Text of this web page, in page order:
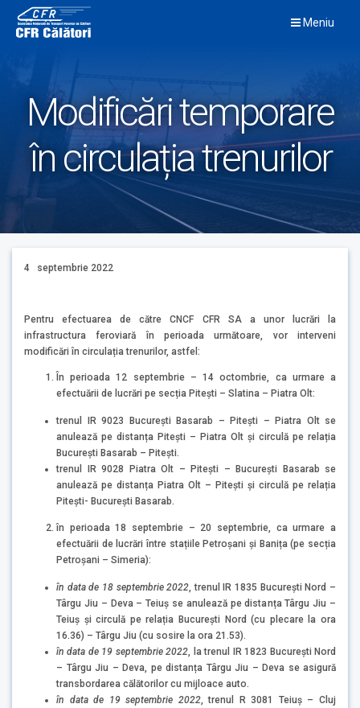
content
Meniu
Modificări temporare
în circulația trenurilor
4 septembrie 2022
Pentru efectuarea de către CNCF CFR SA a unor lucrări la
infrastructura feroviară în perioada următoare, vor interveni
modificări în circulația trenurilor, astfel:
În perioada 12 septembrie – 14 octombrie, ca urmare a
efectuării de lucrări pe secția Pitești – Slatina – Piatra Olt:
trenul IR 9023 București Basarab – Pitești – Piatra Olt se
anulează pe distanța Pitești – Piatra Olt și circulă pe relația
București Basarab – Pitești.
trenul IR 9028 Piatra Olt – Pitești – București Basarab se
anulează pe distanța Piatra Olt – Pitești și circulă pe relația
Pitești- București Basarab.
în perioada 18 septembrie – 20 septembrie, ca urmare a
efectuării de lucrări între stațiile Petroșani și Banița (pe secția
Petroșani – Simeria):
în data de 18 septembrie 2022, trenul IR 1835 București Nord –
Târgu Jiu – Deva – Teiuș se anulează pe distanța Târgu Jiu –
Teiuș și circulă pe relația București Nord (cu plecare la ora
16.36) – Târgu Jiu (cu sosire la ora 21.53).
în data de 19 septembrie 2022, la trenul IR 1823 București Nord
– Târgu Jiu – Deva, pe distanța Târgu Jiu – Deva se asigură
transbordarea călătorilor cu mijloace auto.
în data de 19 septembrie 2022, trenul R 3081 Teiuș – Cluj